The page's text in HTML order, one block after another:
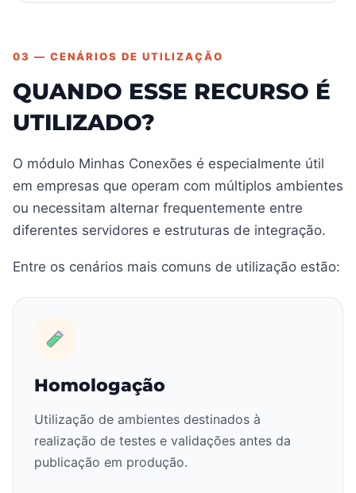
03 — CENÁRIOS DE UTILIZAÇÃO
QUANDO ESSE RECURSO É
UTILIZADO?
O módulo Minhas Conexões é especialmente útil
em empresas que operam com múltiplos ambientes
ou necessitam alternar frequentemente entre
diferentes servidores e estruturas de integração.
Entre os cenários mais comuns de utilização estão:
Homologação
Utilização de ambientes destinados à
realização de testes e validações antes da
publicação em produção.